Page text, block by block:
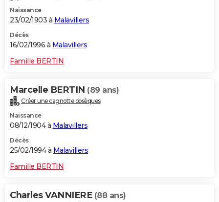
Naissance
23/02/1903 à Malavillers
Décès
16/02/1996 à Malavillers
Famille BERTIN
Marcelle BERTIN (89 ans)
Créer une cagnotte obsèques
Naissance
08/12/1904 à Malavillers
Décès
25/02/1994 à Malavillers
Famille BERTIN
Charles VANNIERE (88 ans)